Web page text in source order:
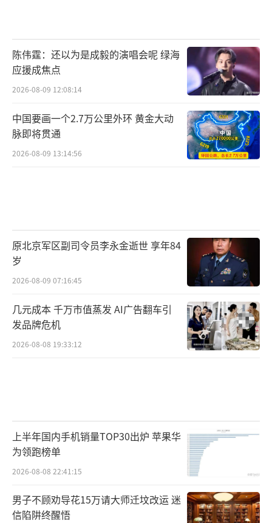
陈伟霆：还以为是成毅的演唱会呢 绿海
应援成焦点
2026-08-09 12:08:14
中国要画一个2.7万公里外环 黄金大动
脉即将贯通
2026-08-09 13:14:56
原北京军区副司令员李永金逝世 享年84
岁
2026-08-09 07:16:45
几元成本 千万市值蒸发 AI广告翻车引
发品牌危机
2026-08-08 19:33:12
上半年国内手机销量TOP30出炉 苹果华
为领跑榜单
2026-08-08 22:41:15
男子不顾劝导花15万请大师迁坟改运 迷
信陷阱终醒悟